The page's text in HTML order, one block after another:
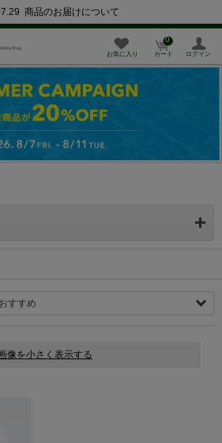
商品のお届けについて
お気に入り カート
0
ログイン